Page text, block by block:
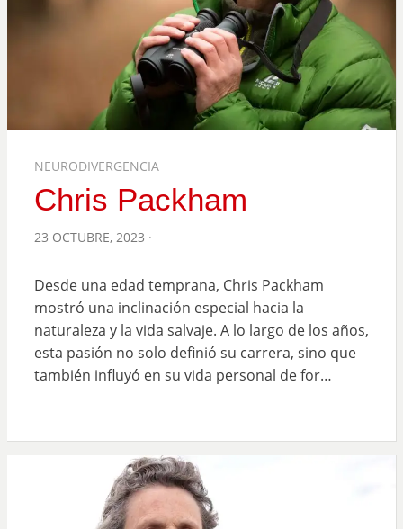
NEURODIVERGENCIA
Chris Packham
POSTED
23 OCTUBRE, 2023
Desde una edad temprana, Chris Packham
mostró una inclinación especial hacia la
naturaleza y la vida salvaje. A lo largo de los años,
esta pasión no solo definió su carrera, sino que
también influyó en su vida personal de for…